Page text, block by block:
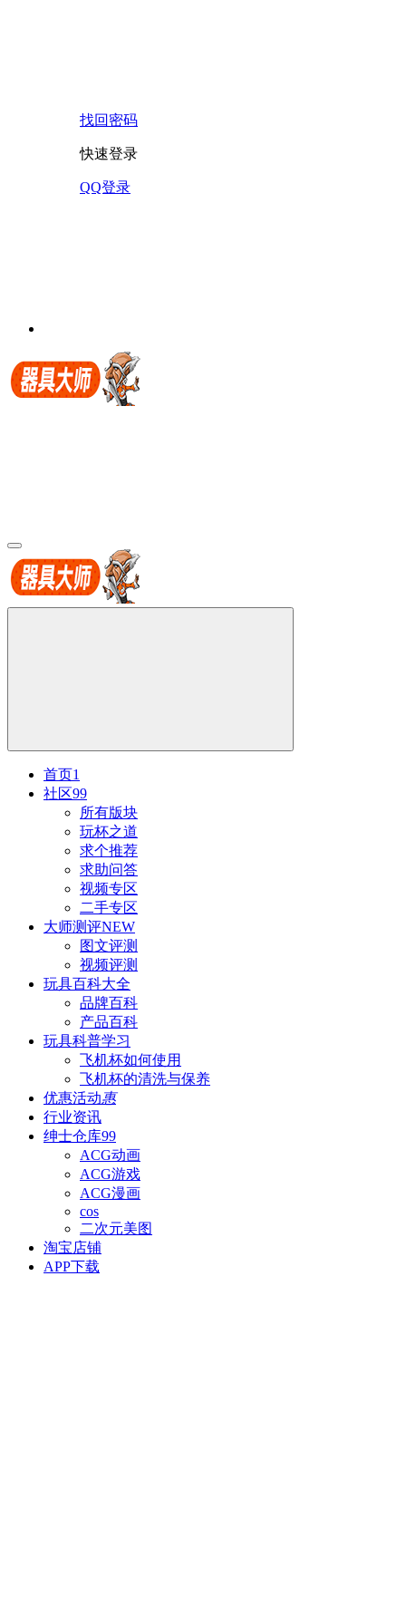
找回密码
快速登录
QQ登录
首页1
社区99
所有版块
玩杯之道
求个推荐
求助问答
视频专区
二手专区
大师测评NEW
图文评测
视频评测
玩具百科大全
品牌百科
产品百科
玩具科普学习
飞机杯如何使用
飞机杯的清洗与保养
优惠活动惠
行业资讯
绅士仓库99
ACG动画
ACG游戏
ACG漫画
cos
二次元美图
淘宝店铺
APP下载